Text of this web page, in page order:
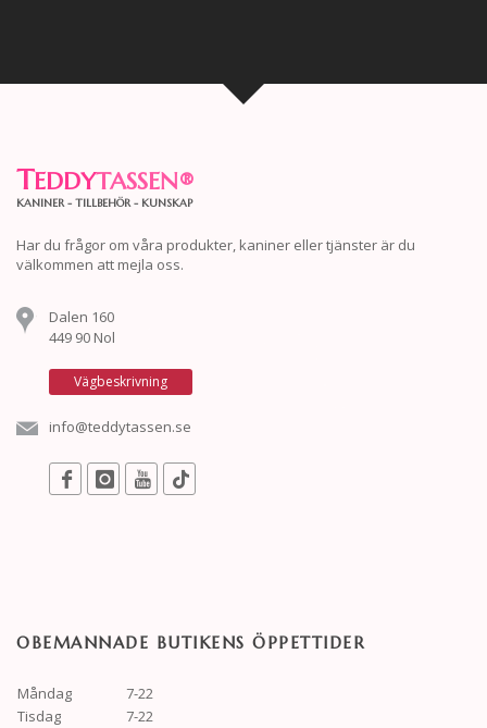
TEDDYTASSEN®
KANINER - TILLBEHÖR - KUNSKAP
Har du frågor om våra produkter, kaniner eller tjänster är du
välkommen att mejla oss.
Dalen 160
449 90 Nol
Vägbeskrivning
info@teddytassen.se
OBEMANNADE BUTIKENS ÖPPETTIDER
Måndag
7-22
Tisdag
7-22